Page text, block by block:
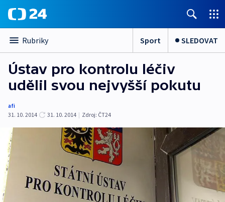
Rubriky Sport SLEDOVAT
Ústav pro kontrolu léčiv
udělil svou nejvyšší pokutu
afi
31. 10. 2014
31. 10. 2014 | Zdroj: ČT24